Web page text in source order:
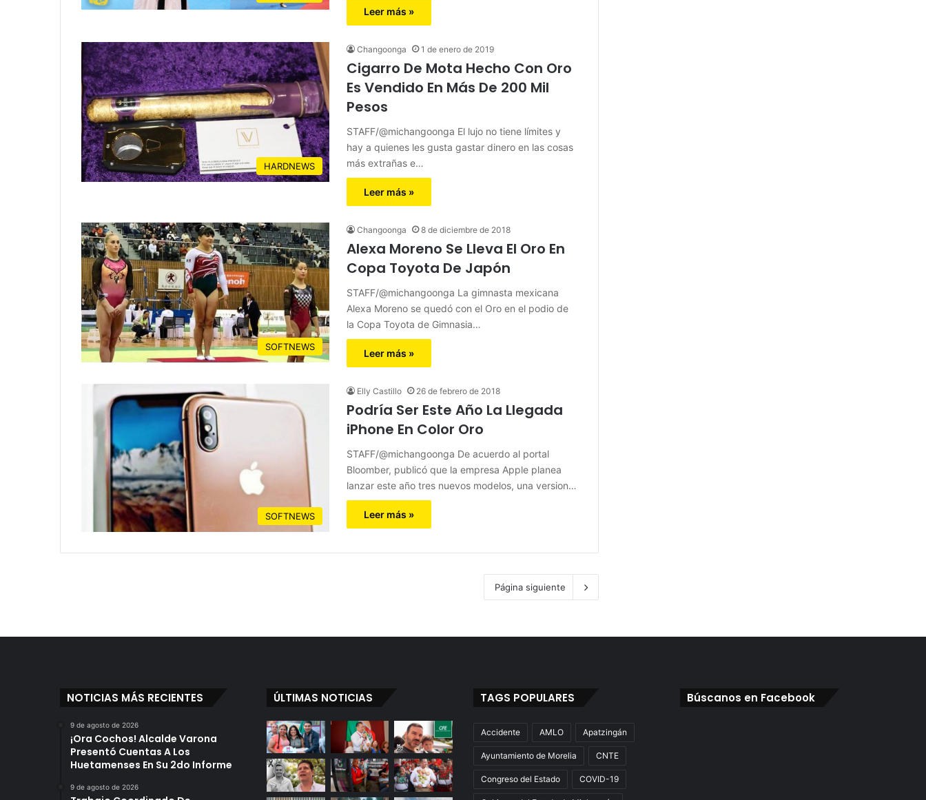
Leer más »
HARDNEWS
Changoonga 1 de enero de 2019
Cigarro De Mota Hecho Con Oro
Es Vendido En Más De 200 Mil
Pesos
STAFF/@michangoonga El lujo no tiene límites y
hay a quienes les gusta gastar dinero en las cosas
más extrañas e…
Leer más »
SOFTNEWS
Changoonga 8 de diciembre de 2018
Alexa Moreno Se Lleva El Oro En
Copa Toyota De Japón
STAFF/@michangoonga La gimnasta mexicana
Alexa Moreno se quedó con el Oro en el podio de
la Copa Toyota de Gimnasia…
Leer más »
SOFTNEWS
Elly Castillo 26 de febrero de 2018
Podría Ser Este Año La Llegada
iPhone En Color Oro
STAFF/@michangoonga De acuerdo al portal
Bloomber, publicó que la empresa Apple planea
lanzar este año tres nuevos modelos, una version…
Leer más »
Página siguiente
NOTICIAS MÁS RECIENTES
9 de agosto de 2026
¡Ora Cochos! Alcalde Varona
Presentó Cuentas A Los
Huetamenses En Su 2do Informe
9 de agosto de 2026
ÚLTIMAS NOTICIAS TAGS POPULARES
Accidente AMLO Apatzingán
Ayuntamiento de Morelia CNTE
Congreso del Estado COVID-19
Búscanos en Facebook